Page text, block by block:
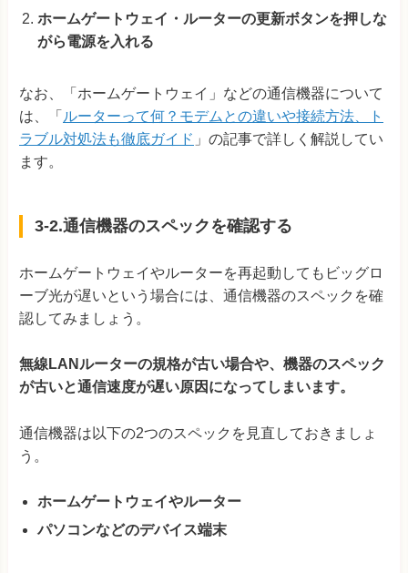
ホームゲートウェイ・ルーターの更新ボタンを押しな
がら電源を入れる
なお、「ホームゲートウェイ」などの通信機器について
は、「 ルーターって何？モデムとの違いや接続方法、ト
ラブル対処法も徹底ガイド 」の記事で詳しく解説してい
ます。
3-2.通信機器のスペックを確認する
ホームゲートウェイやルーターを再起動してもビッグロ
ーブ光が遅いという場合には、通信機器のスペックを確
認してみましょう。
無線LANルーターの規格が古い場合や、機器のスペック
が古いと通信速度が遅い原因になってしまいます。
通信機器は以下の2つのスペックを見直しておきましょ
う。
ホームゲートウェイやルーター
パソコンなどのデバイス端末